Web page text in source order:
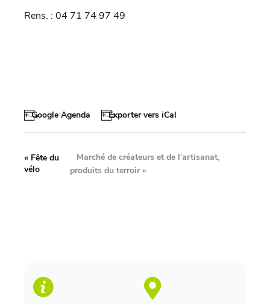
Rens. : 04 71 74 97 49
+ Google Agenda + Exporter vers iCal
« Fête du
vélo
Marché de créateurs et de l’artisanat,
produits du terroir»